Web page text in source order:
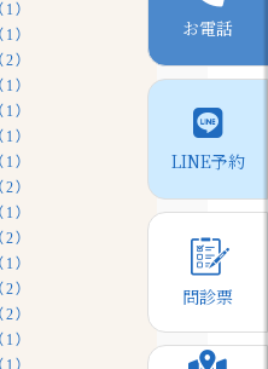
）
）
）
）
）
）
）
）
）
）
）
）
）
）
）
お電話
LINE予約
問診票